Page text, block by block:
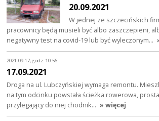
20.09.2021
W jednej ze szczecińskich
pracownicy będą musieli być albo zaszczepieni,
negatywny test na covid-19 lub być wyleczonym…
2021-09-17, godz. 10:56
17.09.2021
Droga na ul. Lubczyńskiej wymaga remontu.
na tym odcinku powstała ścieżka rowerowa,
przylegający do niej chodnik… » więcej